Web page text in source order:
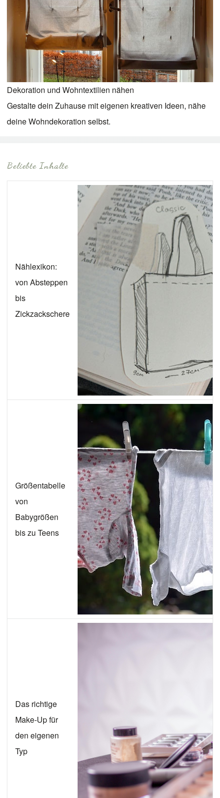
Beliebte Inhalte
Nählexikon:
von Absteppen
bis
Zickzackschere
Größentabelle
von
Babygrößen
bis zu Teens
Das richtige
Make-Up für
den eigenen
Typ
Dekoration und Wohntextilien nähen
Gestalte dein Zuhause mit eigenen kreativen Ideen, nähe
deine Wohndekoration selbst.